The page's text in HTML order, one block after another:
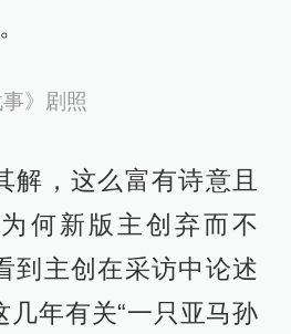
过度矫饰。
事》更大的败笔是保
蝴蝶，蝴蝶是多种指
好、脆弱、生命、和
1930版奉小说为电